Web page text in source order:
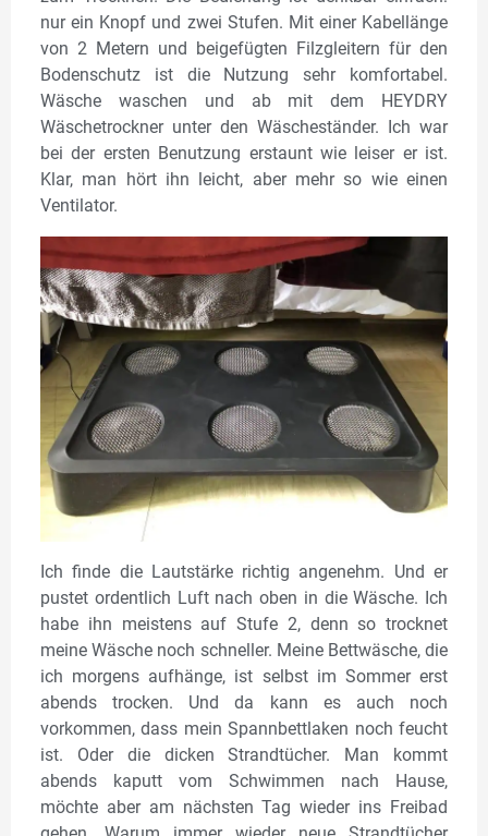
nur ein Knopf und zwei Stufen. Mit einer Kabellänge
von 2 Metern und beigefügten Filzgleitern für den
Bodenschutz ist die Nutzung sehr komfortabel.
Wäsche waschen und ab mit dem HEYDRY
Wäschetrockner unter den Wäscheständer. Ich war
bei der ersten Benutzung erstaunt wie leiser er ist.
Klar, man hört ihn leicht, aber mehr so wie einen
Ventilator.
Ich finde die Lautstärke richtig angenehm. Und er
pustet ordentlich Luft nach oben in die Wäsche. Ich
habe ihn meistens auf Stufe 2, denn so trocknet
meine Wäsche noch schneller. Meine Bettwäsche, die
ich morgens aufhänge, ist selbst im Sommer erst
abends trocken. Und da kann es auch noch
vorkommen, dass mein Spannbettlaken noch feucht
ist. Oder die dicken Strandtücher. Man kommt
abends kaputt vom Schwimmen nach Hause,
möchte aber am nächsten Tag wieder ins Freibad